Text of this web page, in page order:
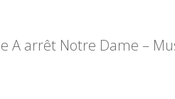
A arrêt Notre Dame –